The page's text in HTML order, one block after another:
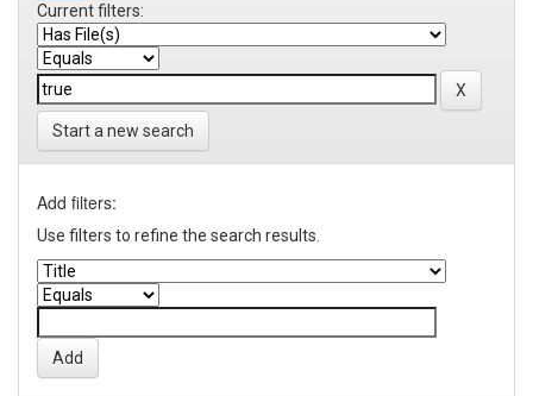
Current filters:
Start a new search
Add filters:
Use filters to refine the search results.